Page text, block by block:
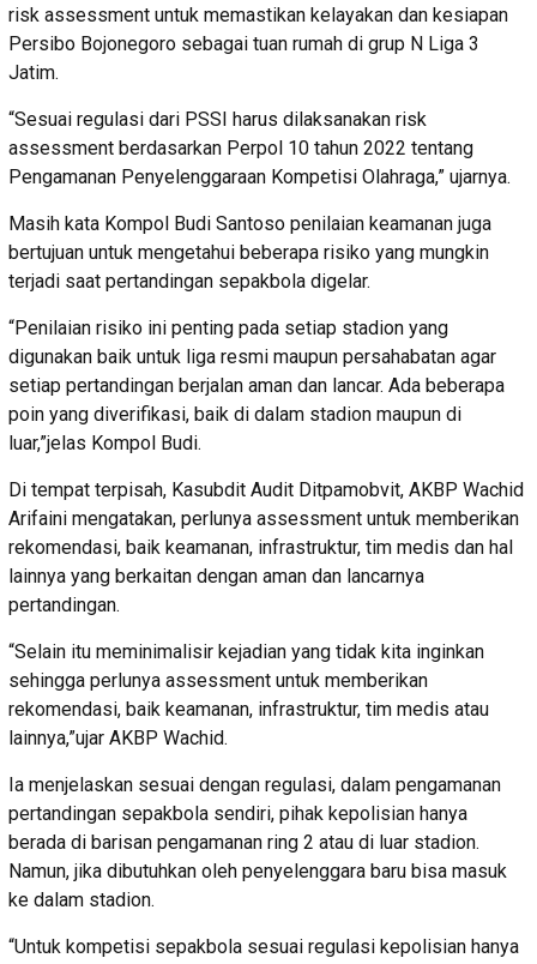
risk assessment untuk memastikan kelayakan dan kesiapan
Persibo Bojonegoro sebagai tuan rumah di grup N Liga 3
Jatim.
“Sesuai regulasi dari PSSI harus dilaksanakan risk
assessment berdasarkan Perpol 10 tahun 2022 tentang
Pengamanan Penyelenggaraan Kompetisi Olahraga,” ujarnya.
Masih kata Kompol Budi Santoso penilaian keamanan juga
bertujuan untuk mengetahui beberapa risiko yang mungkin
terjadi saat pertandingan sepakbola digelar.
“Penilaian risiko ini penting pada setiap stadion yang
digunakan baik untuk liga resmi maupun persahabatan agar
setiap pertandingan berjalan aman dan lancar. Ada beberapa
poin yang diverifikasi, baik di dalam stadion maupun di
luar,”jelas Kompol Budi.
Di tempat terpisah, Kasubdit Audit Ditpamobvit, AKBP Wachid
Arifaini mengatakan, perlunya assessment untuk memberikan
rekomendasi, baik keamanan, infrastruktur, tim medis dan hal
lainnya yang berkaitan dengan aman dan lancarnya
pertandingan.
“Selain itu meminimalisir kejadian yang tidak kita inginkan
sehingga perlunya assessment untuk memberikan
rekomendasi, baik keamanan, infrastruktur, tim medis atau
lainnya,”ujar AKBP Wachid.
Ia menjelaskan sesuai dengan regulasi, dalam pengamanan
pertandingan sepakbola sendiri, pihak kepolisian hanya
berada di barisan pengamanan ring 2 atau di luar stadion.
Namun, jika dibutuhkan oleh penyelenggara baru bisa masuk
ke dalam stadion.
“Untuk kompetisi sepakbola sesuai regulasi kepolisian hanya